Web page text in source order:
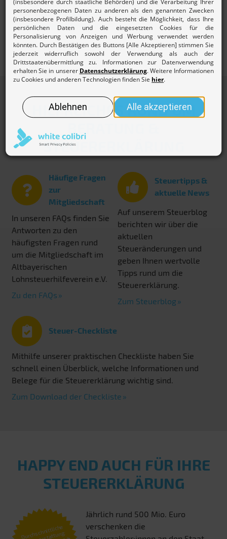
Mehr zurBeitragsordnung und den Gebühren des
Lohnsteuerhilfevereins.
HILFREICHES RUND UM
STEUERERKLÄRUNG
Häufige Fragen
zur
Mitgliedschaft
In unseren FAQs finden Sie
Antworten zu den
häufigsten Fragen rund
um die Mitgliedschaft im
Altbayerischen
Lohnsteuerhilfeverein e.V.
Zu den FAQs
Steuertipps &
aktuelle News
Auf unserem Steuerblog
berichten wir über die
aktuellen
Steueränderungen und
geben Ihnen wertvolle
Tipps rund um die
Steuererklärung.
Zum Steuerblog
Steuer-Checkliste
Mithilfe unserer praktischen Checkliste haben Sie
schnell einen Überblick, welche Informationen und
Belege für die Steuererklärung wichtig sind.
Zum Download der Checkliste
HAPPY END AUCH FÜR IHRE
STEUERERKLÄRUNG
Durchschnittliche
Jährlich rund 500 Mio. Euro
verschenken die